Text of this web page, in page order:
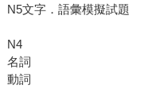
N5文字．語彙模擬試題
N4
名詞
動詞